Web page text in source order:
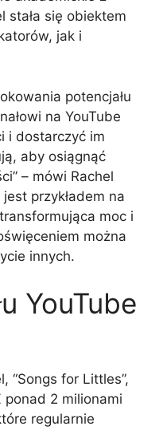
stała się obiektem
jak i
potencjału
na YouTube
i dostarczyć im
aby osiągnąć
– mówi Rachel
przykładem na
moc i
można
innych.
YouTube
“Songs for Littles”,
ponad 2 milionami
regularnie